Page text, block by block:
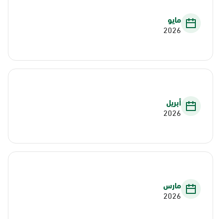
مايو
2026
أبريل
2026
مارس
2026